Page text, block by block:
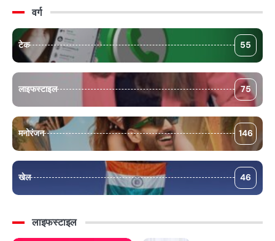
वर्ग
टेक 55
लाइफस्टाइल 75
मनोरंजन 146
खेल 46
लाइफस्टाइल